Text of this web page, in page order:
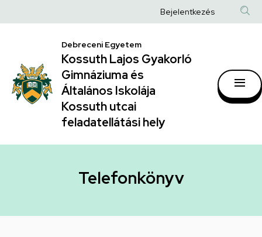
|
Kossuth
Lajos
Gyakorló
Gimnáziuma
Általános
a
Anonim
fiók
Bejelentkezés
Debreceni Egyetem
Kossuth Lajos Gyakorló
Gimnáziuma és
Általános Iskolája
Kossuth utcai
feladatellátási hely
Telefonkönyv